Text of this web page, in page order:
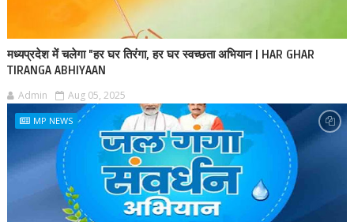
मध्यप्रदेश में चलेगा "हर घर तिरंगा, हर घर स्वच्छता अभियान | HAR GHAR
TIRANGA ABHIYAAN
Admin Aug 05, 2025
MP NEWS